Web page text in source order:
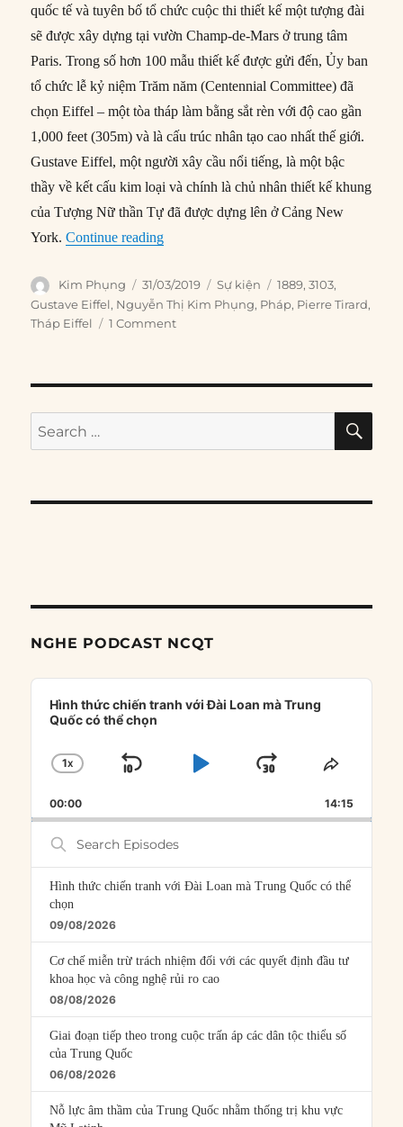
quốc tế và tuyên bố tổ chức cuộc thi thiết kế một tượng đài
sẽ được xây dựng tại vườn Champ-de-Mars ở trung tâm
Paris. Trong số hơn 100 mẫu thiết kế được gửi đến, Ủy ban
tổ chức lễ kỷ niệm Trăm năm (Centennial Committee) đã
chọn Eiffel – một tòa tháp làm bằng sắt rèn với độ cao gần
1,000 feet (305m) và là cấu trúc nhân tạo cao nhất thế giới.
Gustave Eiffel, một người xây cầu nổi tiếng, là một bậc
thầy về kết cấu kim loại và chính là chủ nhân thiết kế khung
của Tượng Nữ thần Tự đã được dựng lên ở Cảng New
York.Continue reading“31/03/1889: Tháp Eiffel chính thức khai
Author
Kim Phụng
Posted
on
31/03/2019 Categories
Sự kiện Tags
1889,3103,
Gustave Eiffel, Nguyễn Thị Kim Phụng, Pháp, Pierre Tirard,
Tháp Eiffel
1 Comment
Search
for:
NGHE PODCAST NCQT
Audio
Player
Hình thức chiến tranh với Đài Loan mà Trung
Quốc có thể chọn
CHANGE
RATE
1X
SKIP
PLAYJUMP
FORWARD
SHARE
00:00 14:15
Search
Episodes
Hình thức chiến tranh với Đài Loan mà Trung Quốc có thể
chọn
09/08/2026
Cơ chế miễn trừ trách nhiệm đối với các quyết định đầu tư
khoa học và công nghệ rủi ro cao
08/08/2026
Giai đoạn tiếp theo trong cuộc trấn áp các dân tộc thiểu số
của Trung Quốc
06/08/2026
Nỗ lực âm thầm của Trung Quốc nhằm thống trị khu vực